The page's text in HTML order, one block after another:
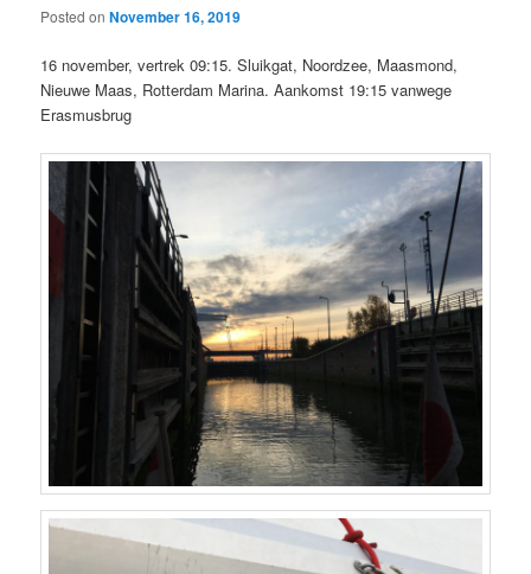
Posted onNovember 16, 2019
16 november, vertrek 09:15. Sluikgat, Noordzee, Maasmond,
Nieuwe Maas, Rotterdam Marina. Aankomst 19:15 vanwege
Erasmusbrug